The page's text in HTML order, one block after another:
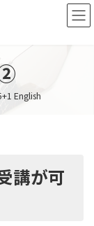
English
講が可